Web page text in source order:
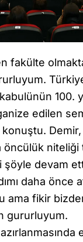
fakülte
100.
edilen
niteliği
devam
daha önce
fikir
gururluyum.